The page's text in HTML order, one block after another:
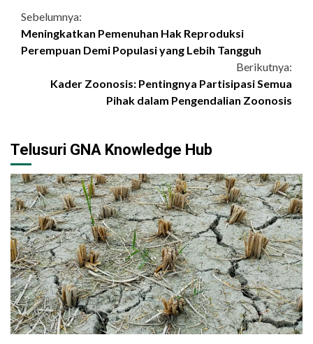
Continue
Reading
Sebelumnya:
Meningkatkan Pemenuhan Hak Reproduksi
Perempuan Demi Populasi yang Lebih Tangguh
Berikutnya:
Kader Zoonosis: Pentingnya Partisipasi Semua
Pihak dalam Pengendalian Zoonosis
Telusuri GNA Knowledge Hub